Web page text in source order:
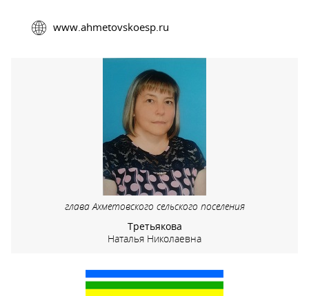
www.ahmetovskoesp.ru
глава Ахметовского сельского поселения
Третьякова
Наталья Николаевна